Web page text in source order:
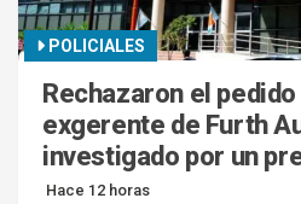
POLICIALES
Rechazaron el
exgerente de Furth
investigado por un
millonario.
Hace 12 horas